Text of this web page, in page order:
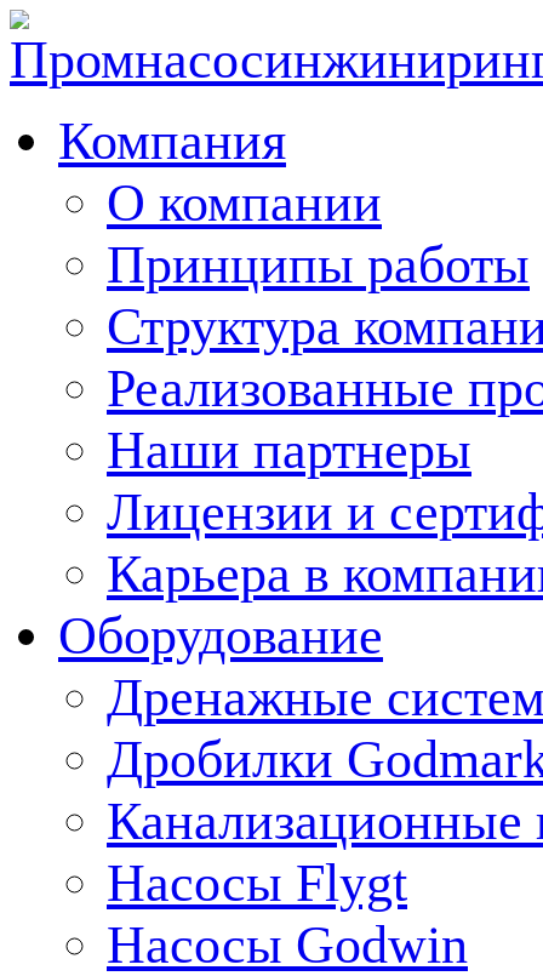
Компания
О компании
Принципы работы
Структура
Реализованные
Наши партнеры
Лицензии и
Карьера в
Оборудование
Дренажные
Дробилки
Канализационные
Насосы Flygt
Насосы Godwin